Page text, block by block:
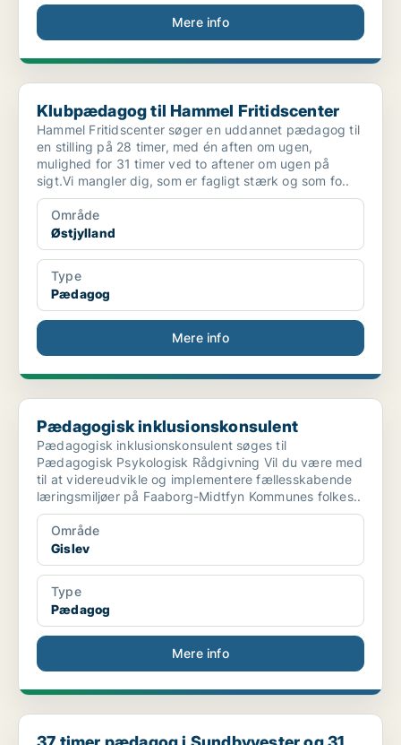
Mere info
Klubpædagog til Hammel Fritidscenter
Klubpædagog til Hammel Fritidscenter
Hammel Fritidscenter søger en uddannet pædagog til
en stilling på 28 timer, med én aften om ugen,
mulighed for 31 timer ved to aftener om ugen på
sigt.Vi mangler dig, som er fagligt stærk og som fo..
Område
Østjylland
Type
Pædagog
Mere info
Pædagogisk inklusionskonsulent
Pædagogisk inklusionskonsulent
Pædagogisk inklusionskonsulent søges til
Pædagogisk Psykologisk Rådgivning Vil du være med
til at videreudvikle og implementere fællesskabende
læringsmiljøer på Faaborg-Midtfyn Kommunes folkes..
Område
Gislev
Type
Pædagog
Mere info
37 timer pædagog i Sundbyvester og 31 timer i Nath...